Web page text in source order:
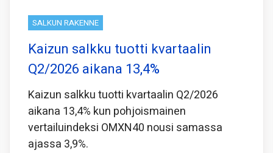
SALKUN RAKENNE
Kaizun salkku tuotti kvartaalin
Q2/2026 aikana 13,4%
Kaizun salkku tuotti kvartaalin Q2/2026
aikana 13,4% kun pohjoismainen
vertailuindeksi OMXN40 nousi samassa
ajassa 3,9%.